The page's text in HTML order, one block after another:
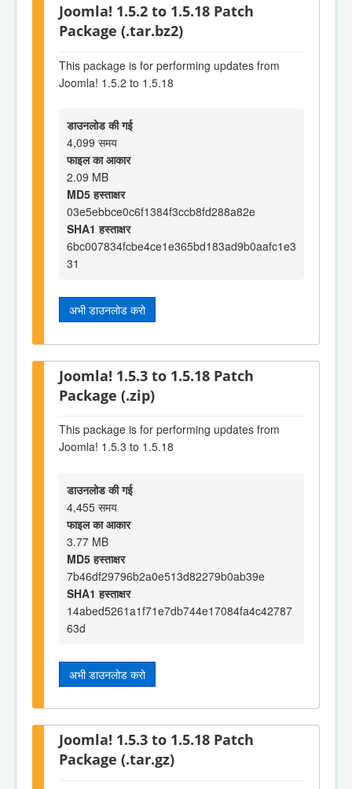
Joomla! 1.5.2 to 1.5.18 Patch
Package (.tar.bz2)
This package is for performing updates from
Joomla! 1.5.2 to 1.5.18
डाउनलोड की गई
4,099 समय
फाइल का आकार
2.09 MB
MD5 हस्ताक्षर
03e5ebbce0c6f1384f3ccb8fd288a82e
SHA1 हस्ताक्षर
6bc007834fcbe4ce1e365bd183ad9b0aafc1e3
31
अभी डाउनलोड करो
Joomla! 1.5.3 to 1.5.18 Patch
Package (.zip)
This package is for performing updates from
Joomla! 1.5.3 to 1.5.18
डाउनलोड की गई
4,455 समय
फाइल का आकार
3.77 MB
MD5 हस्ताक्षर
7b46df29796b2a0e513d82279b0ab39e
SHA1 हस्ताक्षर
14abed5261a1f71e7db744e17084fa4c42787
63d
अभी डाउनलोड करो
Joomla! 1.5.3 to 1.5.18 Patch
Package (.tar.gz)